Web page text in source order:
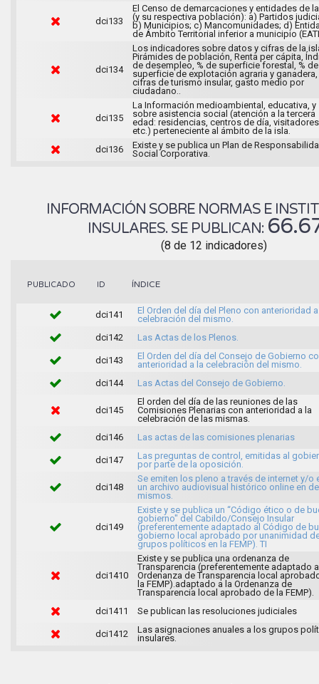
dci133
El Censo de demarcaciones y entidades de
(y su respectiva población): a) Partidos
b) Municipios; c) Mancomunidades; d)
de Ámbito Territorial inferior a municipio
dci134
Los indicadores sobre datos y cifras de la
Pirámides de población, Renta per cápita,
de desempleo, % de superficie forestal, % de
superficie de explotación agraria y ganadera,
cifras de turismo insular, gasto medio por
ciudadano..
dci135
La Información medioambiental, educativa, y
sobre asistencia social (atención a la tercera
edad: residencias, centros de día,
etc.) perteneciente al ámbito de la isla.
dci136
Existe y se publica un Plan de
Social Corporativa.
INFORMACIÓN SOBRE NORMAS E
INSULARES. SE PUBLICAN:
(8 de 12 indicadores)
PUBLICADO ID ÍNDICE
dci141
El Orden del día del Pleno con anterioridad
celebración del mismo.
dci142
Las Actas de los Plenos.
dci143
El Orden del día del Consejo de Gobierno
anterioridad a la celebración del mismo.
dci144
Las Actas del Consejo de Gobierno.
dci145
El orden del día de las reuniones de las
Comisiones Plenarias con anterioridad a la
celebración de las mismas.
dci146
Las actas de las comisiones plenarias
dci147
Las preguntas de control, emitidas al
por parte de la oposición.
dci148
Se emiten los pleno a través de internet y/o
un archivo audiovisual histórico online en
mismos.
dci149
Existe y se publica un “Código ético o de
gobierno" del Cabildo/Consejo Insular
(preferentemente adaptado al Código de
gobierno local aprobado por unanimidad
grupos políticos en la FEMP). TI
dci1410
Existe y se publica una ordenanza de
Transparencia (preferentemente adaptado
Ordenanza de Transparencia local
la FEMP).adaptado a la Ordenanza de
Transparencia local aprobado de la FEMP).
dci1411
Se publican las resoluciones judiciales
dci1412
Las asignaciones anuales a los grupos
insulares.